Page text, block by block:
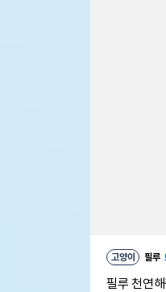
고양이 필루
필루 천연